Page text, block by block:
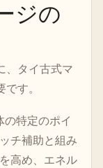
ジの
、タイ古式マ
す。
特定のポイ
チ補助と組み
高め、エネル